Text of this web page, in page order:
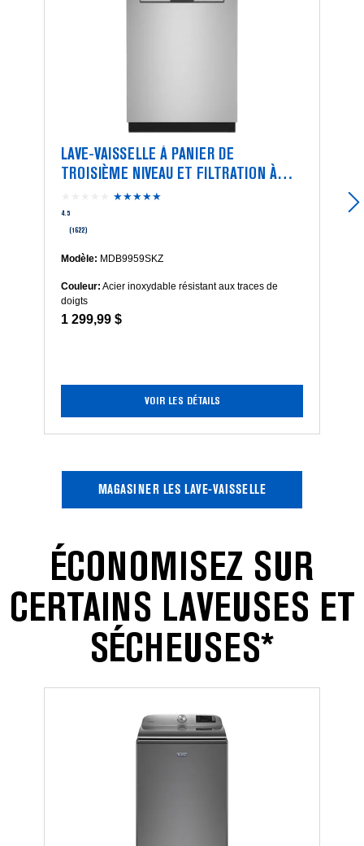
LAVE-VAISSELLE À PANIER DE
TROISIÈME NIVEAU ET FILTRATION À
PUISSANCE DOUBLE
★★★★★
Lire
avis
de
troisième
puissance
double
4.5
(1622)
Modèle: MDB9959SKZ
Couleur: Acier inoxydable résistant aux traces de
doigts
1 299,99 $
VOIR LES DÉTAILS
MAGASINER LES LAVE-VAISSELLE
ÉCONOMISEZ SUR
CERTAINS LAVEUSES ET
SÉCHEUSES*